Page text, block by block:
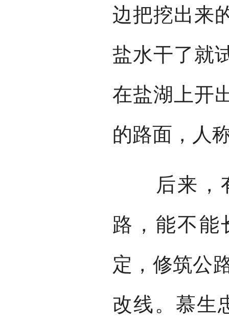
边把挖出来
盐水干了就
在盐湖上开
的路面，人
后来，有
路，能不能
定，修筑公
改线。慕生